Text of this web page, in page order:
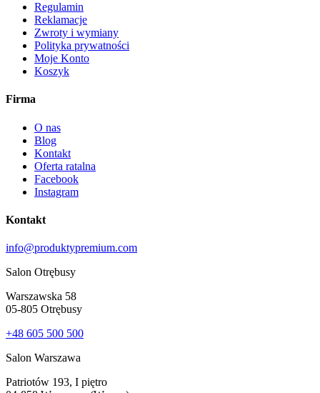
Regulamin
Reklamacje
Zwroty i wymiany
Polityka prywatności
Moje Konto
Koszyk
Firma
O nas
Blog
Kontakt
Oferta ratalna
Facebook
Instagram
Kontakt
info@produktypremium.com
Salon Otrębusy
Warszawska 58
05-805 Otrębusy
+48 605 500 500
Salon Warszawa
Patriotów 193, I piętro